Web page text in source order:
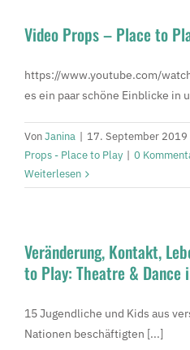
Video Props – Place to
https://www.youtube.com/
es ein paar schöne Einblicke in
VonJanina | 17. September 2019
Props - Place to Play | 0
Weiterlesen
Veränderung, Kontakt,
to Play: Theatre & Dance
15 Jugendliche und Kids aus
Nationen beschäftigten [...]